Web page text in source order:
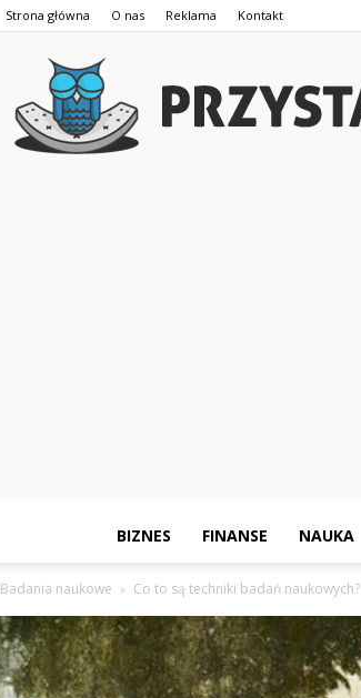
Strona główna O nas Reklama Kontakt
BIZNES FINANSE NAUKA
Badania naukowe Co to są techniki badań naukowych?